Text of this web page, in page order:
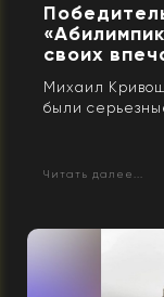
своих
Михаил
были
Читать далее...